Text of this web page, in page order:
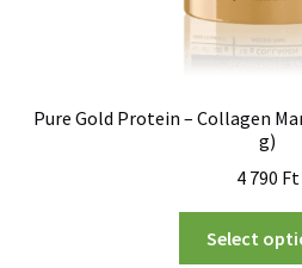
Pure Gold Protein – Collagen
g)
4 790 Ft
Select